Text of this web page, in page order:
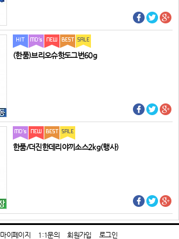
(한품)브리오슈핫도그번60g
한품/더진한데리야끼소스2kg(행사)
마이페이지 1:1문의 회원가입 로그인